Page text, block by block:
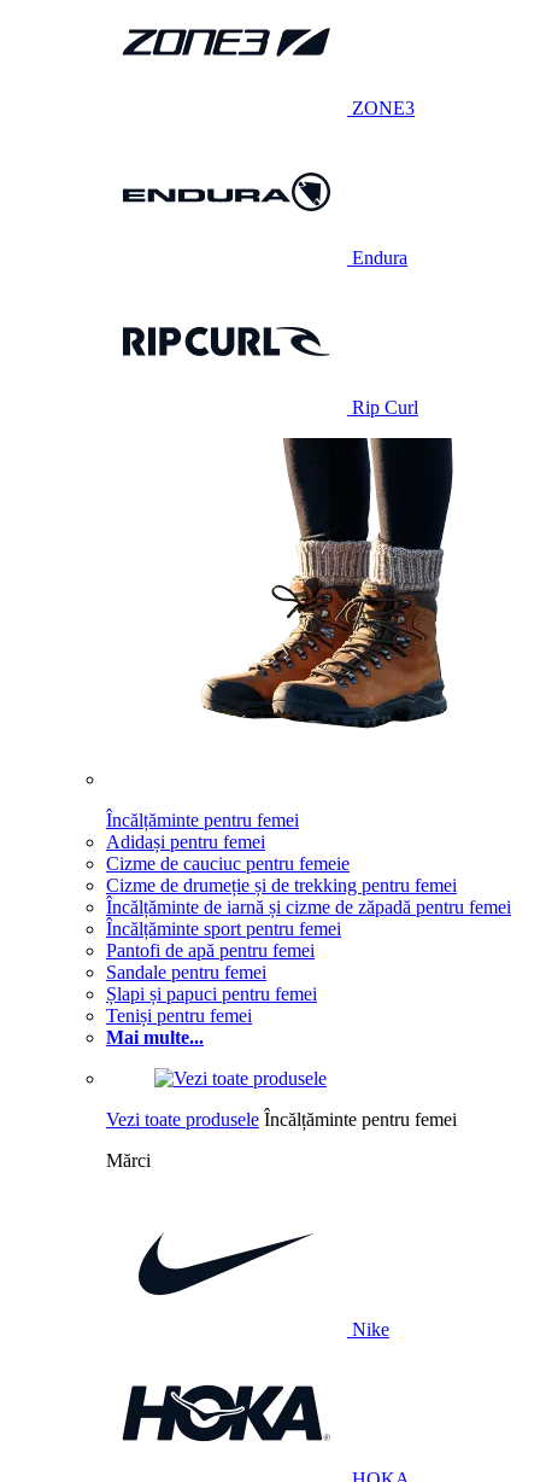
ZONE3
Endura
Rip Curl
Încălțăminte pentru femei
Adidași pentru femei
Cizme de cauciuc pentru femeie
Cizme de drumeție și de trekking pentru femei
Încălțăminte de iarnă și cizme de zăpadă pentru femei
Încălțăminte sport pentru femei
Pantofi de apă pentru femei
Sandale pentru femei
Șlapi și papuci pentru femei
Teniși pentru femei
Mai multe...
Vezi toate produsele Încălțăminte pentru femei
Mărci
Nike